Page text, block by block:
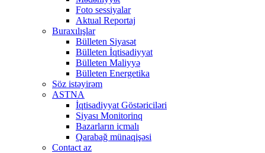
Foto sessiyalar
Aktual Reportaj
Buraxılışlar
Bülleten Siyasət
Bülleten İqtisadiyyat
Bülleten Maliyyə
Bülleten Energetika
Söz istəyirəm
ASTNA
İqtisadiyyat Göstəriciləri
Siyası Monitorinq
Bazarların icmalı
Qarabağ münaqişəsi
Contact az